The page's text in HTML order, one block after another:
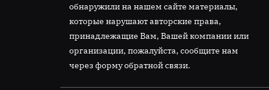
обнаружили на нашем сайте материалы,
которые нарушают авторские права,
принадлежащие Вам, Вашей компании или
организации, пожалуйста, сообщите нам
через форму обратной связи.